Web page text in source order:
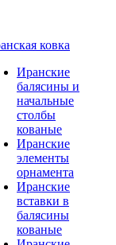
ковка
Иранские
балясины и
начальные
столбы
кованые
Иранские
элементы
орнамента
Иранские
вставки в
балясины
кованые